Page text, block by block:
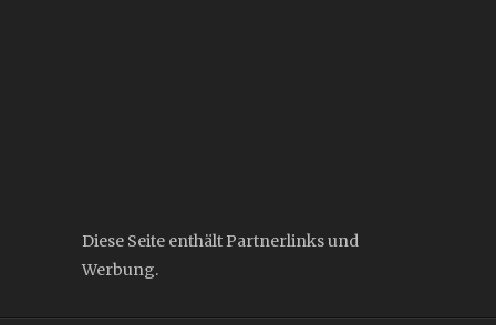
Diese Seite enthält Partnerlinks und
Werbung.